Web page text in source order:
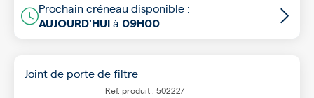
Prochain créneau disponible :
AUJOURD'HUI à 09H00
Joint de porte de filtre
Ref. produit : 502227